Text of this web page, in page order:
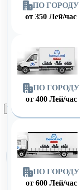
ПО ГОРОДУ
от 350 Лей/час
ПО ГОРОДУ
от 400 Лей/час
ПО ГОРОДУ
от 600 Лей/час
Оформить заказ